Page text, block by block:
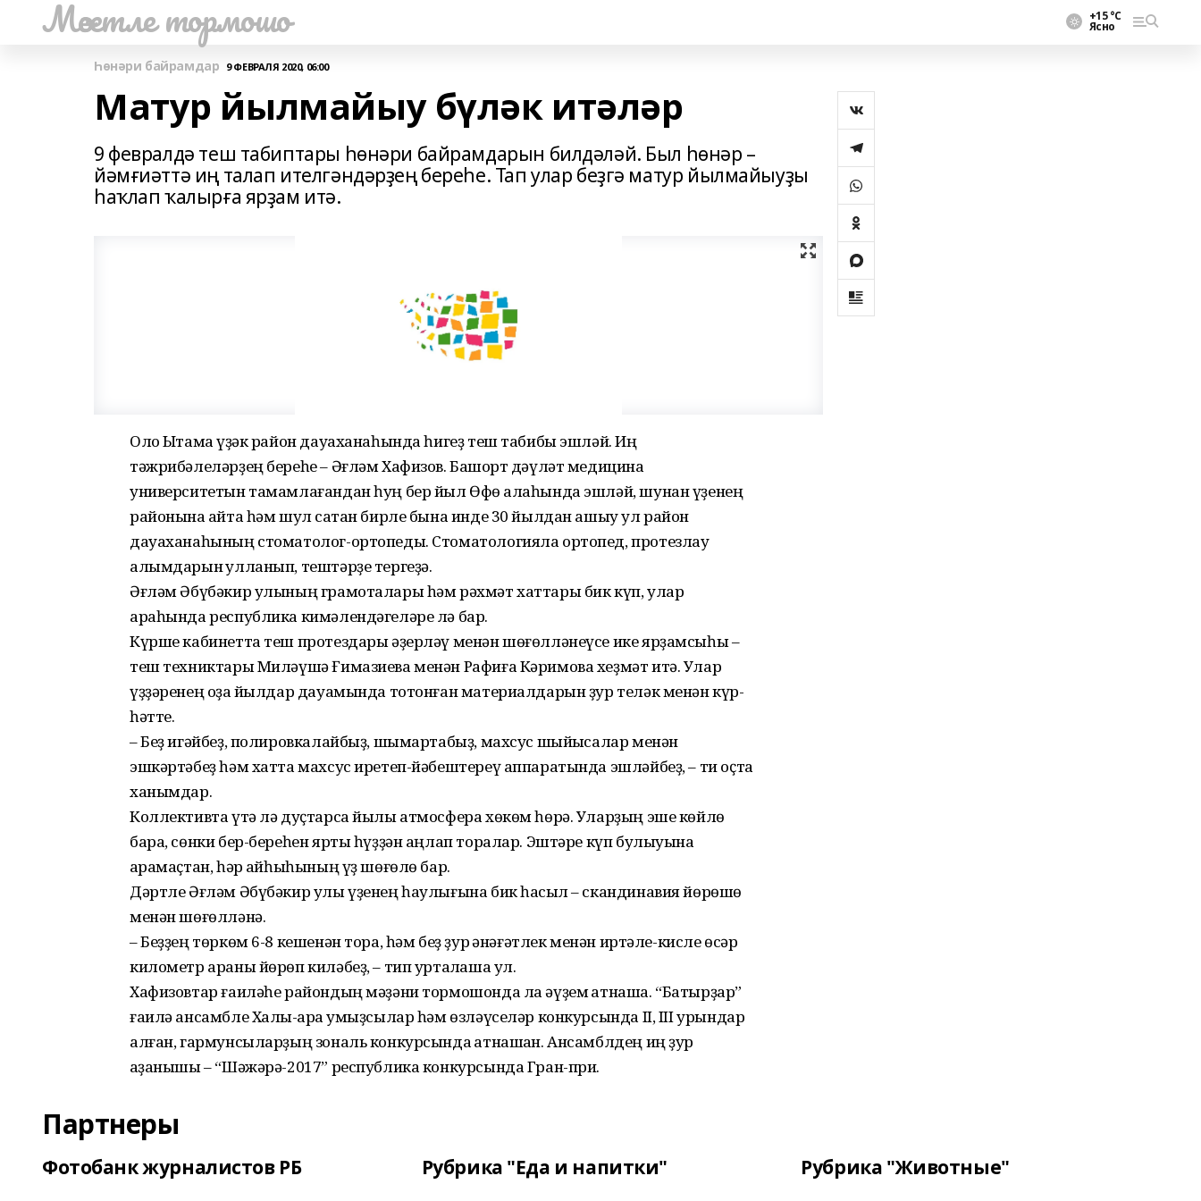
Мәсетле тормошо +15 °С
Ясно
Һөнәри байрамдар 9 ФЕВРАЛЯ 2020, 06:00
Матур йылмайыу бүләк итәләр
9 февралдә теш табиптары һөнәри байрамдарын билдәләй. Был һөнәр –
йәмғиәттә иң талап ителгәндәрҙең береһе. Тап улар беҙгә матур йылмайыуҙы
һаҡлап ҡалырға ярҙам итә.
Оло Ыҡтамаҡ үҙәк район дауаханаһында һигеҙ теш табибы эшләй. Иң
тәжрибәлеләрҙең береһе – Әғләм Хафизов. Башҡорт дәүләт медицина
университетын тамамлағандан һуң бер йыл Өфө ҡалаһында эшләй, шунан үҙенең
районына ҡайта һәм шул саҡтан бирле бына инде 30 йылдан ашыу ул район
дауаханаһының стоматолог-ортопеды. Стоматологияла ортопед, протезлау
алымдарын ҡулланып, тештәрҙе тергеҙә.
Әғләм Әбүбәкир улының грамоталары һәм рәхмәт хаттары бик күп, улар
араһында республика кимәлендәгеләре лә бар.
Күрше кабинетта теш протездары әҙерләү менән шөғөлләнеүсе ике ярҙамсыһы –
теш техниктары Миләүшә Ғимазиева менән Рафиға Кәримова хеҙмәт итә. Улар
үҙҙәренең оҙаҡ йылдар дауамында тотонған материалдарын ҙур теләк менән күр-
һәтте.
– Беҙ игәйбеҙ, полировкалайбыҙ, шымартабыҙ, махсус шыйыҡсалар менән
эшкәртәбеҙ һәм хатта махсус иретеп-йәбештереү аппаратында эшләйбеҙ, – ти оҫта
ханымдар.
Коллективта үтә лә дуҫтарса йылы атмосфера хөкөм һөрә. Уларҙың эше көйлө
бара, сөнки бер-береһен ярты һүҙҙән аңлап торалар. Эштәре күп булыуына
ҡарамаҫтан, һәр ҡайһыһының үҙ шөғөлө бар.
Дәртле Әғләм Әбүбәкир улы үҙенең һаулығына бик һаҡсыл – скандинавия йөрөшө
менән шөғөлләнә.
– Беҙҙең төркөм 6-8 кешенән тора, һәм беҙ ҙур ҡәнәғәтлек менән иртәле-кисле өсәр
километр араны йөрөп киләбеҙ, – тип уртаҡлаша ул.
Хафизовтар ғаиләһе райондың мәҙәни тормошонда ла әүҙем ҡатнаша. “Батырҙар”
ғаилә ансамбле Халыҡ-ара ҡумыҙсылар һәм өзләүселәр конкурсында II, III урындар
алған, гармунсыларҙың зональ конкурсында ҡатнашҡан. Ансамблдең иң ҙур
ҡаҙанышы – “Шәжәрә-2017” республика конкурсында Гран-при.
Партнеры
Фотобанк журналистов РБ Рубрика "Еда и напитки" Рубрика "Животные"